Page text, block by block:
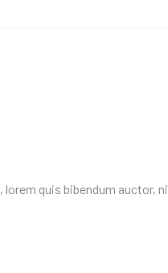
quis bibendum